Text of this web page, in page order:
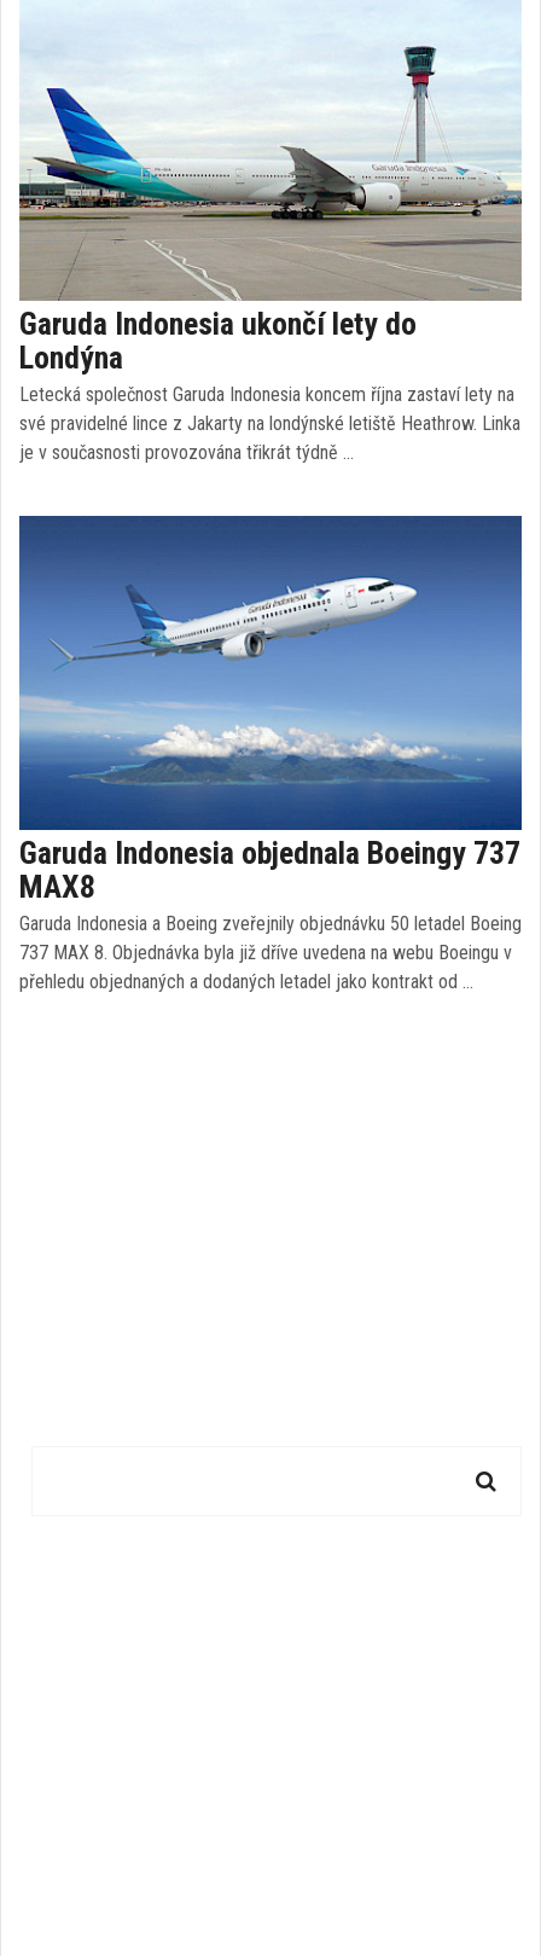
Garuda Indonesia ukončí lety do
Londýna
Letecká společnost Garuda Indonesia koncem října zastaví lety na
své pravidelné lince z Jakarty na londýnské letiště Heathrow. Linka
je v současnosti provozována třikrát týdně …
Garuda Indonesia objednala Boeingy 737
MAX8
Garuda Indonesia a Boeing zveřejnily objednávku 50 letadel Boeing
737 MAX 8. Objednávka byla již dříve uvedena na webu Boeingu v
přehledu objednaných a dodaných letadel jako kontrakt od …